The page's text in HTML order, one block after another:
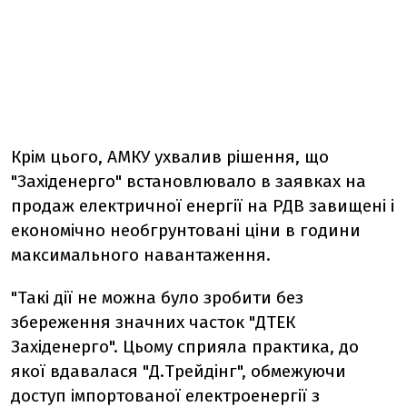
Крім цього, АМКУ ухвалив рішення, що
"Західенерго" встановлювало в заявках на
продаж електричної енергії на РДВ завищені і
економічно необгрунтовані ціни в години
максимального навантаження.
"Такі дії не можна було зробити без
збереження значних часток "ДТЕК
Західенерго". Цьому сприяла практика, до
якої вдавалася "Д.Трейдінг", обмежуючи
доступ імпортованої електроенергії з